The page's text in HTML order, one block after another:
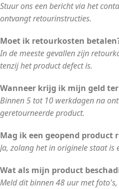
Stuur ons een bericht via het
ontvangt retourinstructies.
Moet ik retourkosten
In de meeste gevallen zijn
tenzij het product defect is.
Wanneer krijg ik mijn geld
Binnen 5 tot 10 werkdagen na
geretourneerde product.
Mag ik een geopend product
Ja, zolang het in originele staat is
Wat als mijn product
Meld dit binnen 48 uur met